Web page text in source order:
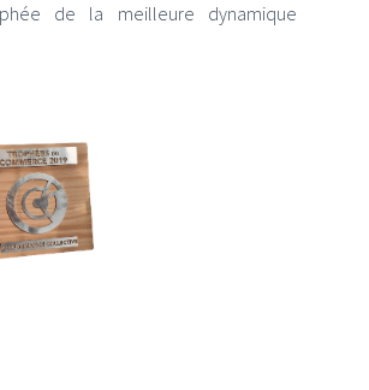
de la meilleure dynamique